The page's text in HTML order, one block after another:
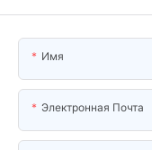
Имя
Электронная Почта